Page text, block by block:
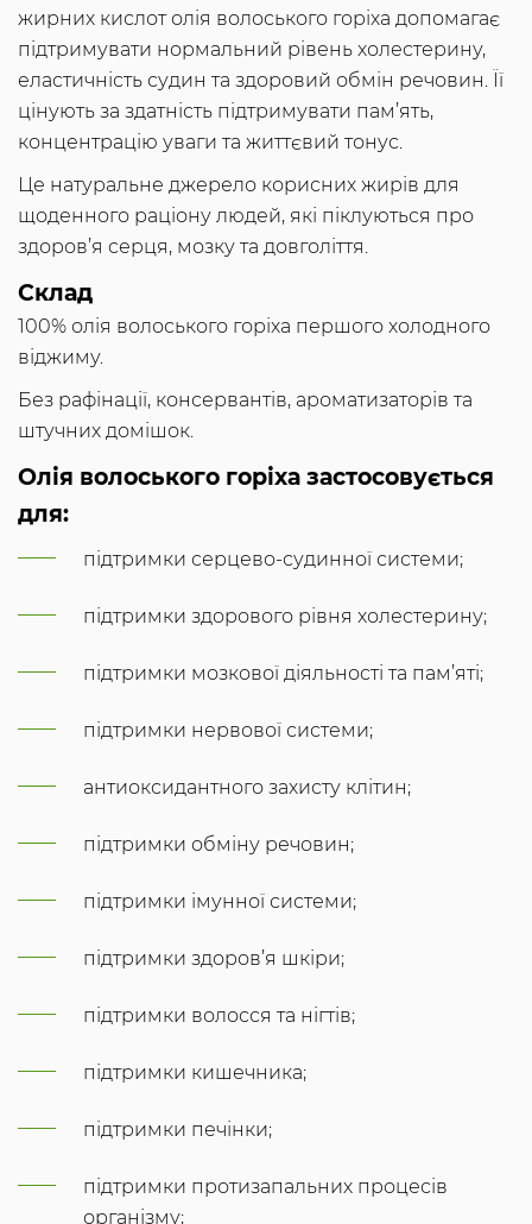
жирних кислот олія волоського горіха допомагає
підтримувати нормальний рівень холестерину,
еластичність судин та здоровий обмін речовин. Її
цінують за здатність підтримувати пам’ять,
концентрацію уваги та життєвий тонус.
Це натуральне джерело корисних жирів для
щоденного раціону людей, які піклуються про
здоров’я серця, мозку та довголіття.
Склад
100% олія волоського горіха першого холодного
віджиму.
Без рафінації, консервантів, ароматизаторів та
штучних домішок.
Олія волоського горіха застосовується
для:
підтримки серцево-судинної системи;
підтримки здорового рівня холестерину;
підтримки мозкової діяльності та пам’яті;
підтримки нервової системи;
антиоксидантного захисту клітин;
підтримки обміну речовин;
підтримки імунної системи;
підтримки здоров’я шкіри;
підтримки волосся та нігтів;
підтримки кишечника;
підтримки печінки;
підтримки протизапальних процесів
організму;